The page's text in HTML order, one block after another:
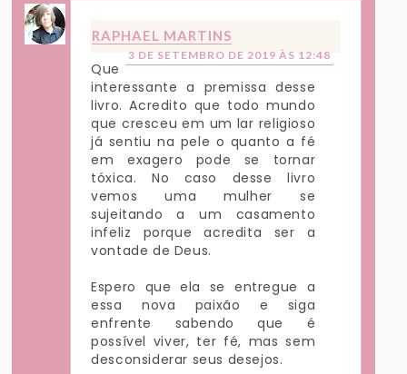
RAPHAEL MARTINS
3 DE SETEMBRO DE 2019 ÀS 12:48
Que
interessante a premissa desse
livro. Acredito que todo mundo
que cresceu em um lar religioso
já sentiu na pele o quanto a fé
em exagero pode se tornar
tóxica. No caso desse livro
vemos uma mulher se
sujeitando a um casamento
infeliz porque acredita ser a
vontade de Deus.
Espero que ela se entregue a
essa nova paixão e siga
enfrente sabendo que é
possível viver, ter fé, mas sem
desconsiderar seus desejos.